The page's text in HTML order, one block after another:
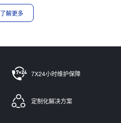
了解更多
7X24小时维护保障
定制化解决方案